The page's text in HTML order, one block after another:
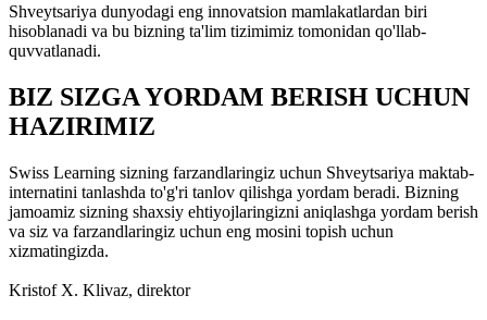
Shveytsariya dunyodagi eng innovatsion mamlakatlardan biri
hisoblanadi va bu bizning ta'lim tizimimiz tomonidan qo'llab-
quvvatlanadi.
BIZ SIZGA YORDAM BERISH UCHUN
HAZIRIMIZ
Swiss Learning sizning farzandlaringiz uchun Shveytsariya maktab-
internatini tanlashda to'g'ri tanlov qilishga yordam beradi. Bizning
jamoamiz sizning shaxsiy ehtiyojlaringizni aniqlashga yordam berish
va siz va farzandlaringiz uchun eng mosini topish uchun
xizmatingizda.
Kristof X. Klivaz, direktor